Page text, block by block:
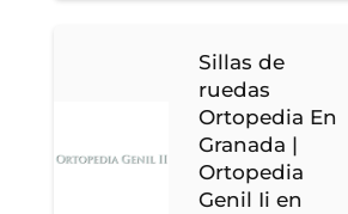
Sillas de
ruedas
Ortopedia En
Granada |
Ortopedia
Genil Ii en